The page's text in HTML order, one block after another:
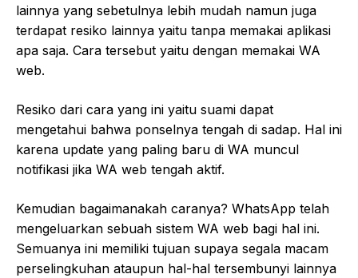
lainnya yang sebetulnya lebih mudah namun juga
terdapat resiko lainnya yaitu tanpa memakai aplikasi
apa saja. Cara tersebut yaitu dengan memakai WA
web.
Resiko dari cara yang ini yaitu suami dapat
mengetahui bahwa ponselnya tengah di sadap. Hal ini
karena update yang paling baru di WA muncul
notifikasi jika WA web tengah aktif.
Kemudian bagaimanakah caranya? WhatsApp telah
mengeluarkan sebuah sistem WA web bagi hal ini.
Semuanya ini memiliki tujuan supaya segala macam
perselingkuhan ataupun hal-hal tersembunyi lainnya